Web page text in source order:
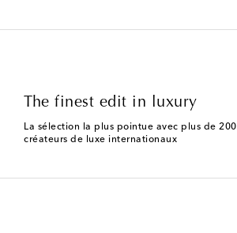
The finest edit in luxury
La sélection la plus pointue avec plus de 200
créateurs de luxe internationaux